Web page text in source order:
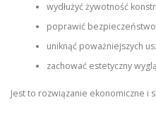
wydłużyć żywotność
poprawić
uniknąć poważniejszych
zachować estetyczny
Jest to rozwiązanie ekonomiczne i